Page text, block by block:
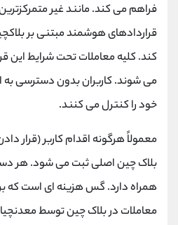
کند. کلیه معاملات تحت شرایط این
می شوند. کاربران بدون دسترسی به
خود را کنترل می کنند.
معمولاً هرگونه اقدام کاربر (قرار
بلاک چین اصلی ثبت می شود. هر
همراه دارد. گس هزینه ای است که
معاملات در بلاک چین توسط